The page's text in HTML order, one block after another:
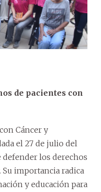
de pacientes con
Cáncer y
el 27 de julio del
defender los derechos
Su importancia radica
y educación para